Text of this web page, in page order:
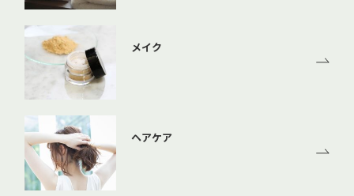
メイク
ヘアケア